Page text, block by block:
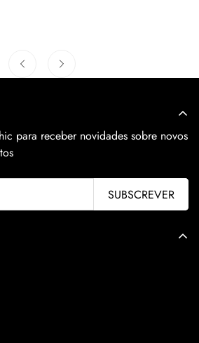
para receber novidades sobre novos
SUBSCREVER